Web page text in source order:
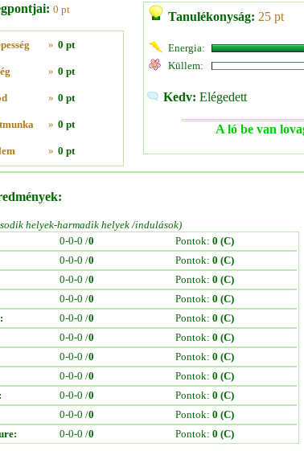
0 pt
» 0 pt
» 0 pt
» 0 pt
» 0 pt
» 0 pt
Tanulékonyság: 25 pt
Energia:
Küllem:
Kedv: Elégedett
A ló be van
helyek-harmadik helyek /indulások)
0-0-0 /0 Pontok: 0 (C)
0-0-0 /0 Pontok: 0 (C)
0-0-0 /0 Pontok: 0 (C)
0-0-0 /0 Pontok: 0 (C)
0-0-0 /0 Pontok: 0 (C)
0-0-0 /0 Pontok: 0 (C)
0-0-0 /0 Pontok: 0 (C)
0-0-0 /0 Pontok: 0 (C)
0-0-0 /0 Pontok: 0 (C)
0-0-0 /0 Pontok: 0 (C)
0-0-0 /0 Pontok: 0 (C)